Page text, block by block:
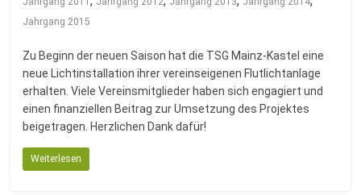
Jahrgang 2015
Zu Beginn der neuen Saison hat die TSG Mainz-Kastel eine
neue Lichtinstallation ihrer vereinseigenen Flutlichtanlage
erhalten. Viele Vereinsmitglieder haben sich engagiert und
einen finanziellen Beitrag zur Umsetzung des Projektes
beigetragen. Herzlichen Dank dafür!
Weiterlesen